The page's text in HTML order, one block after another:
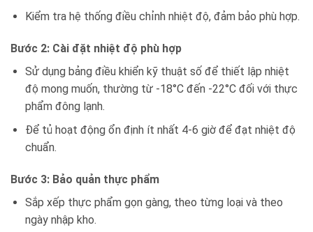
Kiểm tra hệ thống điều chỉnh nhiệt độ, đảm bảo phù hợp.
Bước 2: Cài đặt nhiệt độ phù hợp
Sử dụng bảng điều khiển kỹ thuật số để thiết lập nhiệt
độ mong muốn, thường từ -18°C đến -22°C đối với thực
phẩm đông lạnh.
Để tủ hoạt động ổn định ít nhất 4-6 giờ để đạt nhiệt độ
chuẩn.
Bước 3: Bảo quản thực phẩm
Sắp xếp thực phẩm gọn gàng, theo từng loại và theo
ngày nhập kho.